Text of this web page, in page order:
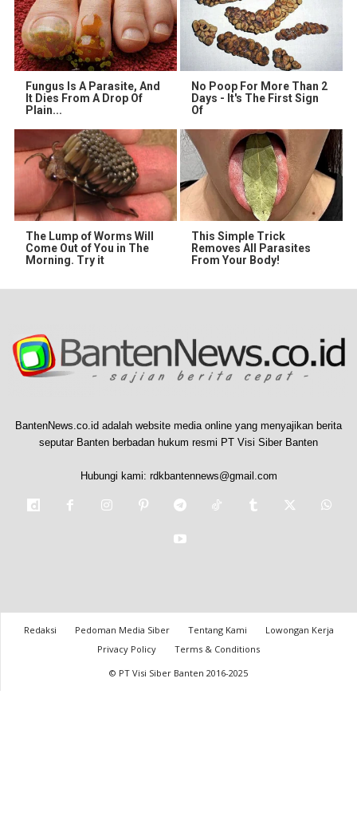
Fungus Is A Parasite, And
It Dies From A Drop Of
Plain...
No Poop For More Than 2
Days - It's The First Sign
Of
The Lump of Worms Will
Come Out of You in The
Morning. Try it
This Simple Trick
Removes All Parasites
From Your Body!
BantenNews.co.id adalah website media online yang menyajikan berita
seputar Banten berbadan hukum resmi PT Visi Siber Banten
Hubungi kami: rdkbantennews@gmail.com
Redaksi Pedoman Media Siber Tentang Kami
Lowongan Kerja
Privacy Policy
Terms & Conditions
© PT Visi Siber Banten 2016-2025